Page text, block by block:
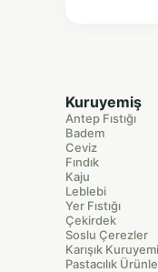
Kuruyemiş
Antep Fıstığı
Badem
Ceviz
Fındık
Kaju
Leblebi
Yer Fıstığı
Çekirdek
Soslu Çerezler
Karışık
Pastacılık